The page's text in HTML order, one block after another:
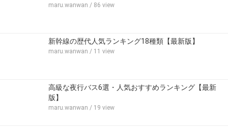
maru.wanwan / 86 view
新幹線の歴代人気ランキング18種類【最新版】
maru.wanwan / 11 view
高級な夜行バス6選・人気おすすめランキング【最新
版】
maru.wanwan / 19 view